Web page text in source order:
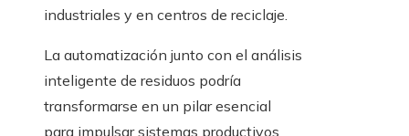
industriales y en centros de reciclaje.
La automatización junto con el análisis
inteligente de residuos podría
transformarse en un pilar esencial
para impulsar sistemas productivos